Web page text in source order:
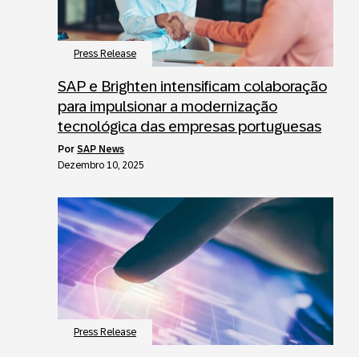
Press Release
SAP e Brighten intensificam colaboração
para impulsionar a modernização
tecnológica das empresas portuguesas
por SAP News
Dezembro 10, 2025
Press Release